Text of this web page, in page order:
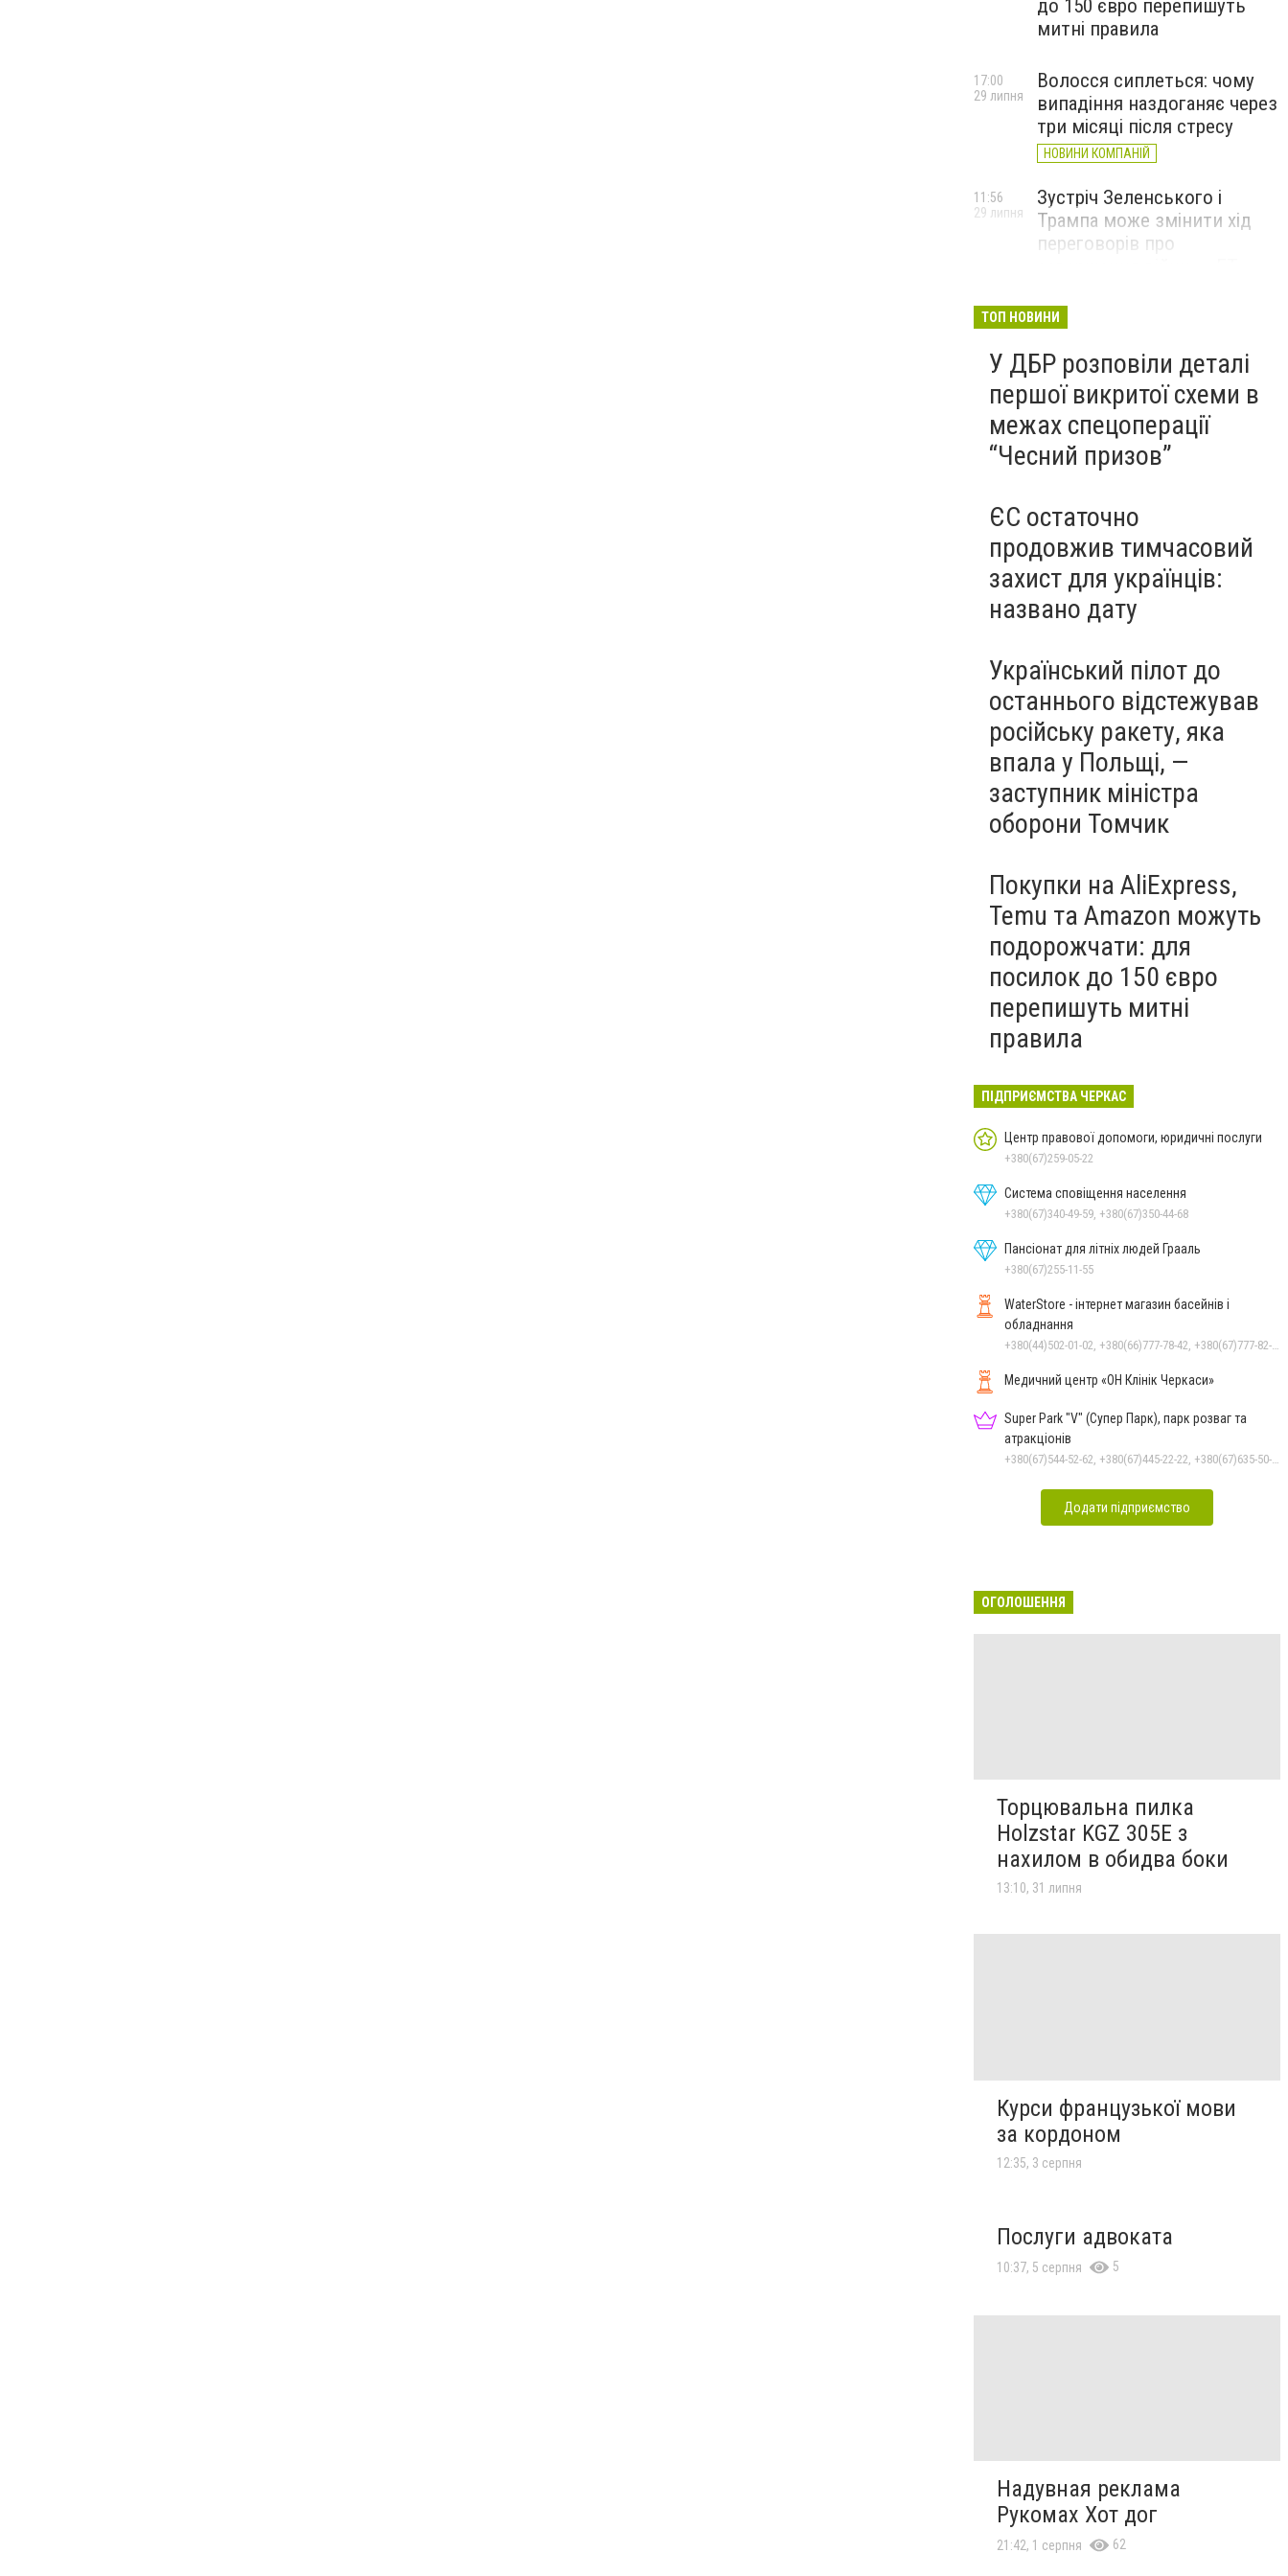
до 150 євро перепишуть
митні правила
Волосся сиплеться: чому
випадіння наздоганяє через
три місяці після стресу
НОВИНИ КОМПАНІЙ
17:00
29 липня
Зустріч Зеленського і
Трампа може змінити хід
переговорів про
11:56
29 липня
ТОП НОВИНИ
У ДБР розповіли деталі
першої викритої схеми в
межах спецоперації
“Чесний призов”
ЄС остаточно
продовжив тимчасовий
захист для українців:
названо дату
Український пілот до
останнього відстежував
російську ракету, яка
впала у Польщі, —
заступник міністра
оборони Томчик
Покупки на AliExpress,
Temu та Amazon можуть
подорожчати: для
посилок до 150 євро
перепишуть митні
правила
ПІДПРИЄМСТВА ЧЕРКАС
Центр правової допомоги, юридичні послуги
+380(67)259-05-22
Система сповіщення населення
+380(67)340-49-59, +380(67)350-44-68
Пансіонат для літніх людей Грааль
+380(67)255-11-55
WaterStore - інтернет магазин басейнів і
обладнання
+380(44)502-01-02, +380(66)777-78-42, +380(67)777-82-19, +380(67)890-80-80, +380(73)890-80-80, +380(44)502-01-03
Медичний центр «ОН Клінік Черкаси»
Super Park "V" (Супер Парк), парк розваг та
атракціонів
+380(67)544-52-62, +380(67)445-22-22, +380(67)635-50-50
Додати підприємство
ОГОЛОШЕННЯ
Торцювальна пилка
Holzstar KGZ 305E з
нахилом в обидва боки
13:10, 31 липня
Курси французької мови
за кордоном
12:35, 3 серпня
Послуги адвоката
10:37, 5 серпня 5
Надувная реклама
Рукомах Хот дог
21:42, 1 серпня 62